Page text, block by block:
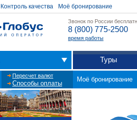
Контроль качества Моё бронирование
Звонок по России
8 (800) 775-2500
время работы
Туры
Пересчет валют
Способы оплаты
Моё бронирование